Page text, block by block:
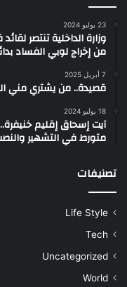
23 يوليو 2024
وزارة الداخلية تنتصر
من إخراج لوبي الفساد
7 أبريل 2025
قصيدة.. من يشتري مني
18 يوليو 2024
آيت إسحاق إقليم
متورط في التشهير
تصنيفات
Life Style
Tech
Uncategorized
World